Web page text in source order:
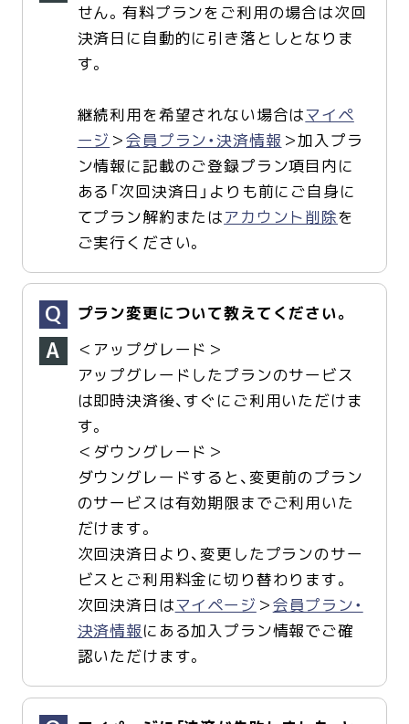
せん。有料プランをご利用の場合は次回
決済日に自動的に引き落としとなりま
す。
継続利用を希望されない場合はマイペ
ージ ＞会員プラン・決済情報 ＞加入プラ
ン情報に記載のご登録プラン項目内に
ある「次回決済日」よりも前にご自身に
てプラン解約またはアカウント削除を
ご実行ください。
プラン変更について教えてください。
＜アップグレード＞
アップグレードしたプランのサービス
は即時決済後、すぐにご利用いただけま
す。
＜ダウングレード＞
ダウングレードすると、変更前のプラン
のサービスは有効期限までご利用いた
だけます。
次回決済日より、変更したプランのサー
ビスとご利用料金に切り替わります。
次回決済日はマイページ ＞会員プラン・
決済情報にある加入プラン情報でご確
認いただけます。